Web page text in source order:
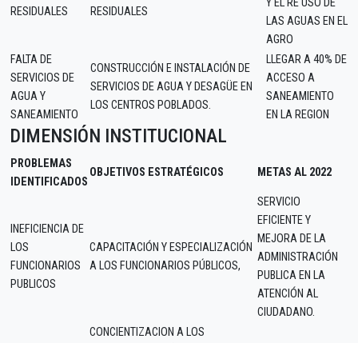
RESIDUALES
RESIDUALES
Y EL RE USO DE
LAS AGUAS EN EL
AGRO
FALTA DE
SERVICIOS DE
AGUA Y
SANEAMIENTO
CONSTRUCCIÓN E INSTALACIÓN DE
SERVICIOS DE AGUA Y DESAGÜE EN
LOS CENTROS POBLADOS.
LLEGAR A 40% DE
ACCESO A
SANEAMIENTO
EN LA REGION
DIMENSIÓN INSTITUCIONAL
PROBLEMAS
IDENTIFICADOS
OBJETIVOS ESTRATÉGICOS METAS AL 2022
INEFICIENCIA DE
LOS
FUNCIONARIOS
PUBLICOS
CAPACITACIÓN Y ESPECIALIZACIÓN
A LOS FUNCIONARIOS PÚBLICOS,
SERVICIO
EFICIENTE Y
MEJORA DE LA
ADMINISTRACIÓN
PUBLICA EN LA
ATENCIÓN AL
CIUDADANO.
CONCIENTIZACION A LOS